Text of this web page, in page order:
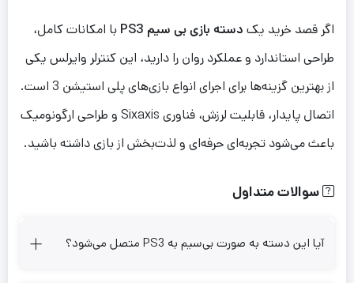
اگر قصد خرید یک دسته بازی بی سیم PS3
با امکانات کامل،
طراحی استاندارد و عملکرد روان را دارید، این کنترلر وایرلس یکی
از بهترین گزینه‌ها برای اجرای انواع بازی‌های پلی استیشن 3 است.
اتصال پایدار، قابلیت لرزش، فناوری Sixaxis و طراحی ارگونومیک
باعث می‌شود تجربه‌ای حرفه‌ای و لذت‌بخش از بازی داشته باشید.
سوالات متداول
آیا این دسته به صورت بی‌سیم به PS3 متصل می‌شود؟